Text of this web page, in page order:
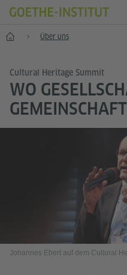
Start Über uns
Cultural Heritage Summit
WO
Johannes Ebert auf dem Cultural